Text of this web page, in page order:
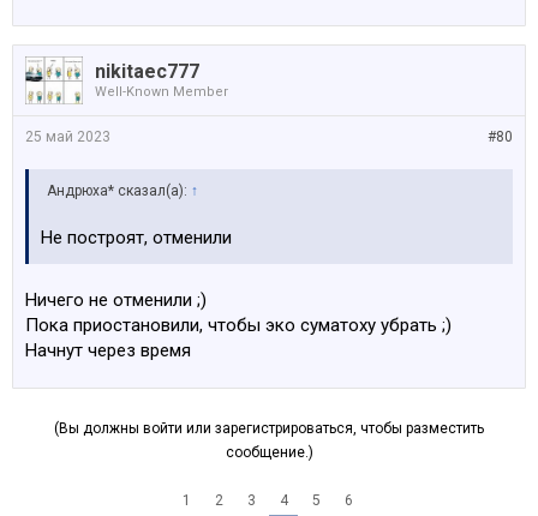
nikitaec777
Well-Known Member
#80
25 май 2023
Андрюха* сказал(а): ↑
Не построят, отменили
Ничего не отменили ;)
Пока приостановили, чтобы эко суматоху убрать ;)
Начнут через время
(Вы должны войти или зарегистрироваться, чтобы разместить
сообщение.)
1 2 3 4 5 6